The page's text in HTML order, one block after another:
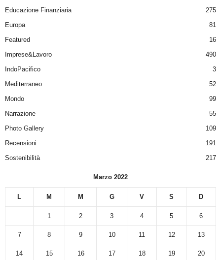
Educazione Finanziaria
275
Europa
81
Featured
16
Imprese&Lavoro
490
IndoPacifico
3
Mediterraneo
52
Mondo
99
Narrazione
55
Photo Gallery
109
Recensioni
191
Sostenibilità
217
Marzo 2022
L M M G V S D
1 2 3 4 5 6
7 8 9 10 11 12 13
14 15 16 17 18 19 20